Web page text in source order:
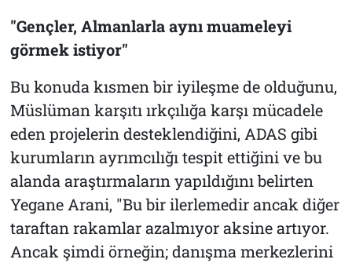
"Gençler, Almanlarla aynı muameleyi
görmek istiyor"
Bu konuda kısmen bir iyileşme de olduğunu,
Müslüman karşıtı ırkçılığa karşı mücadele
eden projelerin desteklendiğini, ADAS gibi
kurumların ayrımcılığı tespit ettiğini ve bu
alanda araştırmaların yapıldığını belirten
Yegane Arani, "Bu bir ilerlemedir ancak diğer
taraftan rakamlar azalmıyor aksine artıyor.
Ancak şimdi örneğin; danışma merkezlerini